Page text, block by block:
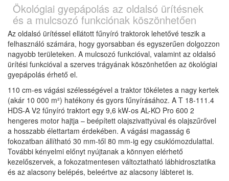
Ökológiai gyepápolás az oldalsó ürítésnek
és a mulcsozó funkciónak köszönhetően
Az oldalsó ürítéssel ellátott fűnyíró traktorok lehetővé teszik a
felhasználó számára, hogy gyorsabban és egyszerűen dolgozzon
nagyobb területeken. A mulcsozó funkcióval, valamint az oldalsó
ürítési funkcióval a szerves trágyának köszönhetően az ökológiai
gyepápolás érhető el.
110 cm-es vágási szélességével a traktor tökéletes a nagy kertek
(akár 10 000 m²) hatékony és gyors fűnyírásához. A T 18-111.4
HDS-A V2 fűnyíró traktort egy 9,6 kW-os AL-KO Pro 600 2
hengeres motor hajtja – beépített olajszivattyúval és olajszűrővel
a hosszabb élettartam érdekében. A vágási magasság 6
fokozatban állítható 30 mm-től 80 mm-ig egy csuklómozdulattal.
További kényelmi előnyt nyújtanak a könnyen elérhető
kezelőszervek, a fokozatmentesen változtatható lábhidrosztatika
és az alacsony belépés, beleértve az alacsony lábteret is.